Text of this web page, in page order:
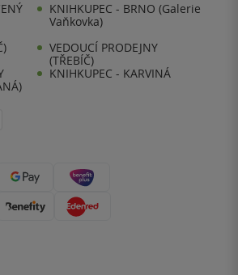
KNIHKUPEC - BRNO (Galerie
Vaňkovka)
VEDOUCÍ PRODEJNY
(TŘEBÍČ)
KNIHKUPEC - KARVINÁ